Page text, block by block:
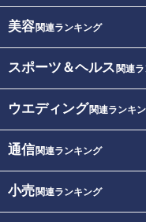
美容関連ランキング
スポーツ＆ヘルス 関連
ウエディング関連ランキ
通信関連ランキング
小売関連ランキング